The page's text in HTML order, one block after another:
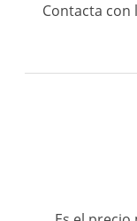
Contacta